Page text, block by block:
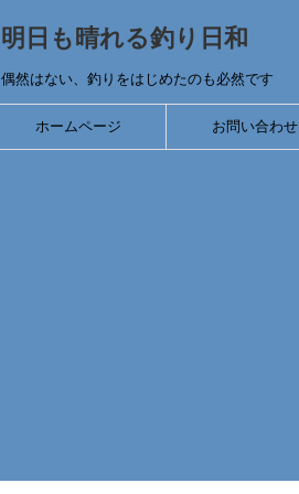
明日も晴れる釣り日和
偶然はない、釣りをはじめたのも必然です
ホームページ お問い合わせ